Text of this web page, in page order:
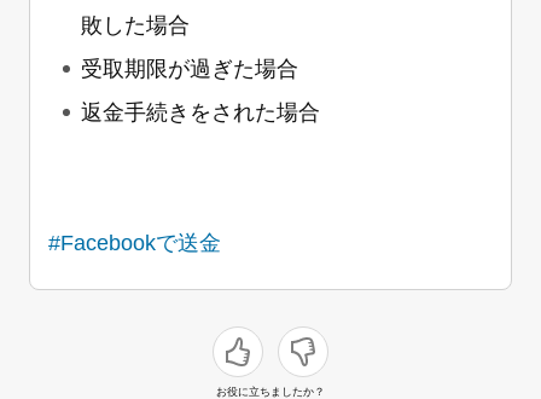
敗した場合
受取期限が過ぎた場合
返金手続きをされた場合
#Facebookで送金
お役に立ちましたか？